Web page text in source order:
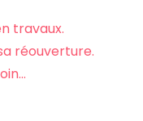
travaux.
réouverture.